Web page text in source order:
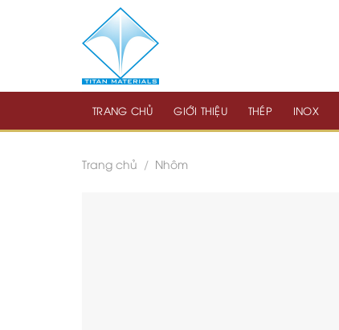
TRANG CHỦ GIỚI THIỆU THÉP INOX
Trang chủ / Nhôm